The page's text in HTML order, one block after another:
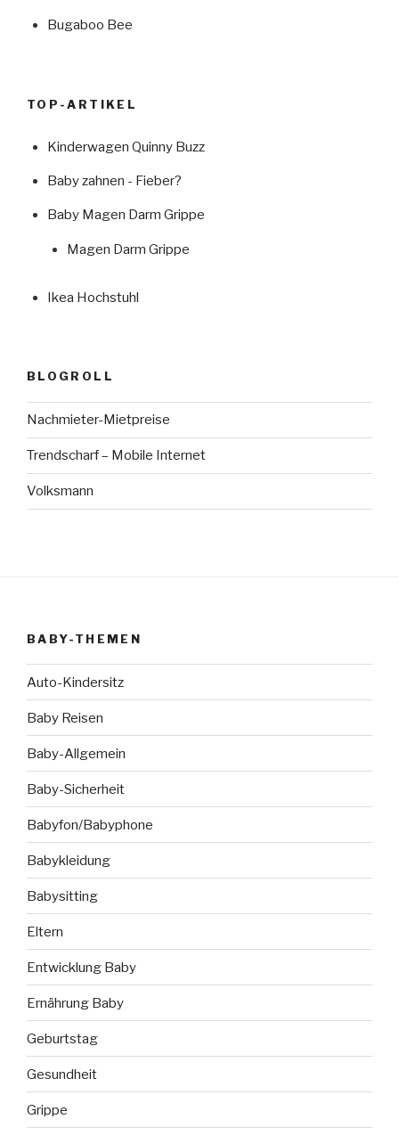
Bugaboo Bee
TOP-ARTIKEL
Kinderwagen Quinny Buzz
Baby zahnen - Fieber?
Baby Magen Darm Grippe
Magen Darm Grippe
Ikea Hochstuhl
BLOGROLL
Nachmieter-Mietpreise
Trendscharf – Mobile Internet
Volksmann
BABY-THEMEN
Auto-Kindersitz
Baby Reisen
Baby-Allgemein
Baby-Sicherheit
Babyfon/Babyphone
Babykleidung
Babysitting
Eltern
Entwicklung Baby
Ernährung Baby
Geburtstag
Gesundheit
Grippe